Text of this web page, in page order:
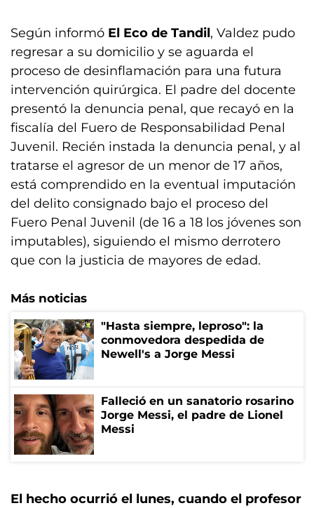
Según informó El Eco de Tandil, Valdez pudo
regresar a su domicilio y se aguarda el
proceso de desinflamación para una futura
intervención quirúrgica. El padre del docente
presentó la denuncia penal, que recayó en la
fiscalía del Fuero de Responsabilidad Penal
Juvenil. Recién instada la denuncia penal, y al
tratarse el agresor de un menor de 17 años,
está comprendido en la eventual imputación
del delito consignado bajo el proceso del
Fuero Penal Juvenil (de 16 a 18 los jóvenes son
imputables), siguiendo el mismo derrotero
que con la justicia de mayores de edad.
Más noticias
"Hasta siempre, leproso": la
conmovedora despedida de
Newell's a Jorge Messi
Falleció en un sanatorio rosarino
Jorge Messi, el padre de Lionel
Messi
El hecho ocurrió el lunes, cuando el profesor